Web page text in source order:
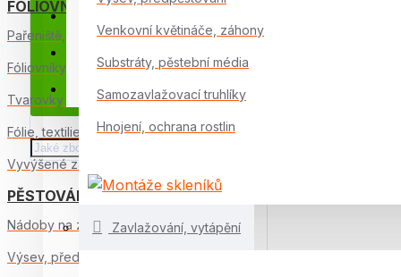
Rady, služby, záruky
Venkovní květináče, záhony
Substráty, pěstební média
Samozavlažovací truhlíky
Hnojení, ochrana rostlin
Zavlažování, vytápění
FÓLIOVNÍKY, PAŘENIŠTĚ
Pařeniště, pařníky
Fóliovníky, tunely
Tvarovky a komponenty
Fólie, textilie, pokrytí
Vyvýšené záhony
PĚSTOVÁNÍ NA BALKONĚ
Nádoby na zeleninu
Výsev, předpěstování